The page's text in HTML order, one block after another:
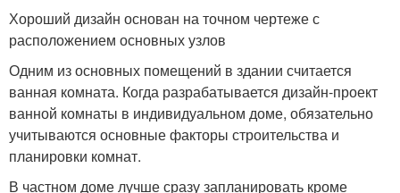
Хороший дизайн основан на точном чертеже с
расположением основных узлов
Одним из основных помещений в здании считается
ванная комната. Когда разрабатывается дизайн-проект
ванной комнаты в индивидуальном доме, обязательно
учитываются основные факторы строительства и
планировки комнат.
В частном доме лучше сразу запланировать кроме